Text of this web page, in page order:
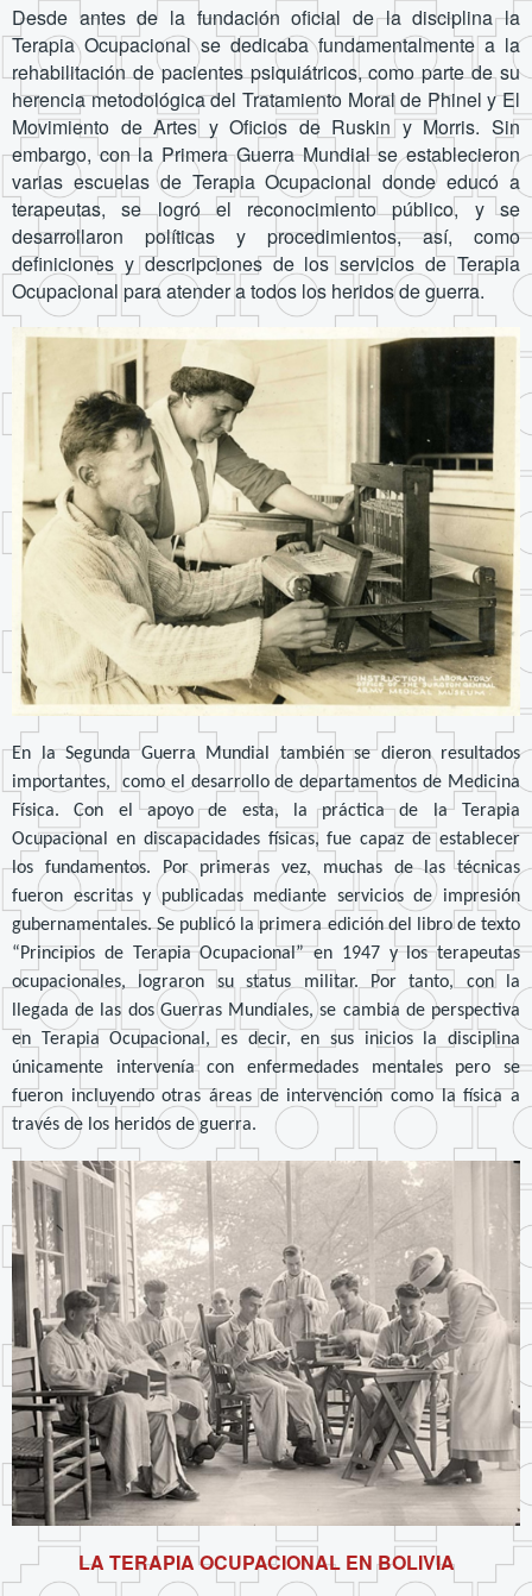
Desde antes de la fundación oficial de la disciplina la
Terapia Ocupacional se dedicaba fundamentalmente a la
rehabilitación de pacientes psiquiátricos, como parte de su
herencia metodológica del Tratamiento Moral de Phinel y El
Movimiento de Artes y Oficios de Ruskin y Morris. Sin
embargo, con la Primera Guerra Mundial se establecieron
varias escuelas de Terapia Ocupacional donde educó a
terapeutas, se logró el reconocimiento público, y se
desarrollaron políticas y procedimientos, así, como
definiciones y descripciones de los servicios de Terapia
Ocupacional para atender a todos los heridos de guerra.
En la Segunda Guerra Mundial también se dieron resultados
importantes, como el desarrollo de departamentos de Medicina
Física. Con el apoyo de esta, la práctica de la Terapia
Ocupacional en discapacidades físicas, fue capaz de establecer
los fundamentos. Por primeras vez, muchas de las técnicas
fueron escritas y publicadas mediante servicios de impresión
gubernamentales. Se publicó la primera edición del libro de texto
“Principios de Terapia Ocupacional” en 1947 y los terapeutas
ocupacionales, lograron su status militar. Por tanto, con la
llegada de las dos Guerras Mundiales, se cambia de perspectiva
en Terapia Ocupacional, es decir, en sus inicios la disciplina
únicamente intervenía con enfermedades mentales pero se
fueron incluyendo otras áreas de intervención como la física a
través de los heridos de guerra.
LA TERAPIA OCUPACIONAL EN BOLIVIA